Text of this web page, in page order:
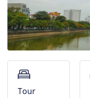
Nhà Nghỉ
Căn hộ dịch vụ
Tour